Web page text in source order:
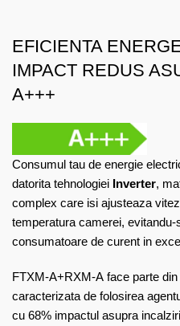
EFICIENTA
IMPACT REDUS
A+++
Consumul tau de energie
datorita tehnologiei Inverter,
complex care isi ajusteaza
temperatura camerei,
consumatoare de curent in
FTXM-A+RXM-A face parte
caracterizata de folosirea
cu 68% impactul asupra